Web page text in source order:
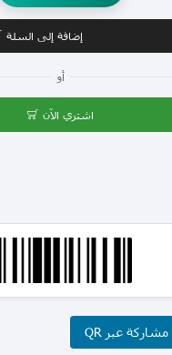
إضافة إلى السلة
أو
اشتري الآن
مشاركة عبر QR